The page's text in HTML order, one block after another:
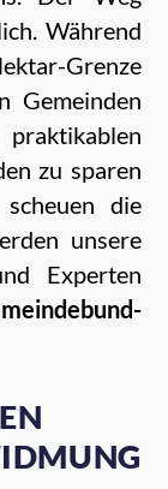
Während
Grenze
Gemeinden
zu sparen
die
unsere
Experten